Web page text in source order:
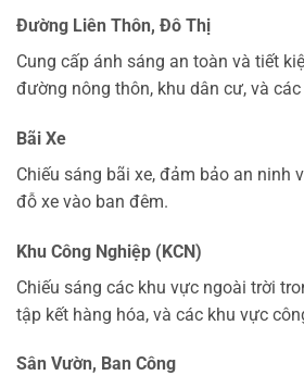
Đường Liên Thôn, Đô Thị
Cung cấp ánh sáng an toàn và tiết
đường nông thôn, khu dân cư, và
Bãi Xe
Chiếu sáng bãi xe, đảm bảo an ninh
đỗ xe vào ban đêm.
Khu Công Nghiệp (KCN)
Chiếu sáng các khu vực ngoài trời
tập kết hàng hóa, và các khu vực
Sân Vườn, Ban Công